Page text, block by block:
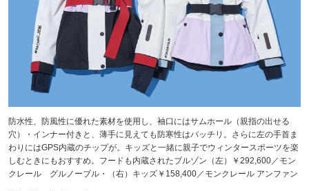
防水性、防風性に優れた素材を使用し、袖口にはサムホール（親指の出せる
穴）・インナー付きと、薄手に見えても防寒性はバッチリ。さらに左の手首ま
わりにはGPS内蔵のチップが。キッズと一緒に親子でウィンタースポーツを楽
しむときにもおすすめ。フードも内蔵されたブルゾン（左）￥292,600／モン
クレール グルノーブル・（右）キッズ￥158,400／モンクレール アンファン